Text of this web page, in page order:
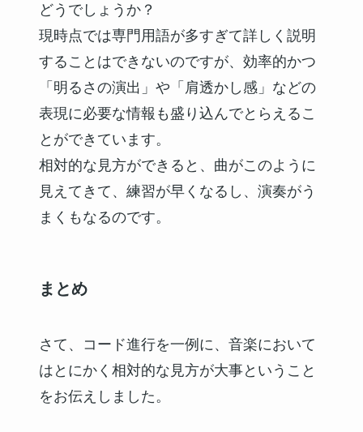
どうでしょうか？
現時点では専門用語が多すぎて詳しく説明
することはできないのですが、効率的かつ
「明るさの演出」や「肩透かし感」などの
表現に必要な情報も盛り込んでとらえるこ
とができています。
相対的な見方ができると、曲がこのように
見えてきて、練習が早くなるし、演奏がう
まくもなるのです。
まとめ
さて、コード進行を一例に、音楽において
はとにかく相対的な見方が大事ということ
をお伝えしました。